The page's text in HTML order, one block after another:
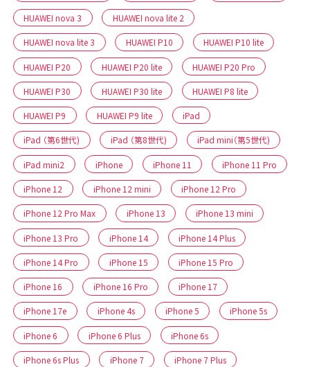
HUAWEI nova 3 HUAWEI nova lite 2
HUAWEI nova lite 3 HUAWEI P10 HUAWEI P10 lite
HUAWEI P20 HUAWEI P20 lite HUAWEI P20 Pro
HUAWEI P30 HUAWEI P30 lite HUAWEI P8 lite
HUAWEI P9 HUAWEI P9 lite iPad
iPad （第6世代) iPad （第8世代) iPad mini（第5世代)
iPad mini2 iPhone iPhone 11 iPhone 11 Pro
iPhone 12 iPhone 12 mini iPhone 12 Pro
iPhone 12 Pro Max iPhone 13 iPhone 13 mini
iPhone 13 Pro iPhone 14 iPhone 14 Plus
iPhone 14 Pro iPhone 15 iPhone 15 Pro
iPhone 16 iPhone 16 Pro iPhone 17
iPhone 17e iPhone 4s iPhone 5 iPhone 5s
iPhone 6 iPhone 6 Plus iPhone 6s
iPhone 6s Plus iPhone 7 iPhone 7 Plus